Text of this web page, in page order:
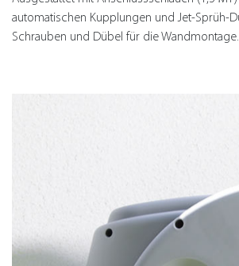
automatischen Kupplungen und Jet-Sprüh-
Schrauben und Dübel für die Wandmontage.